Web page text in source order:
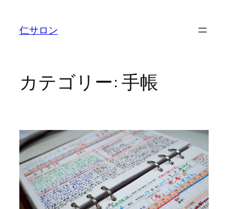
仁サロン
カテゴリー:手帳